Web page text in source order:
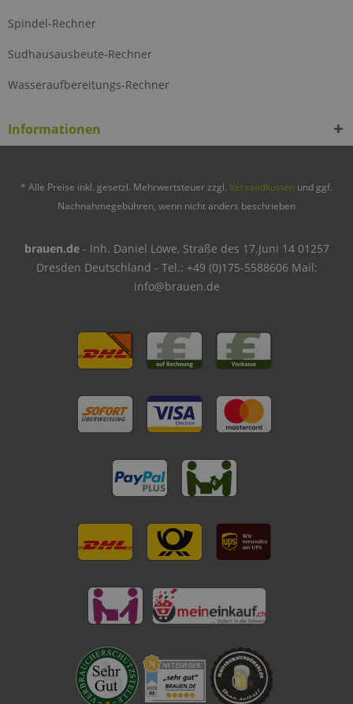
Spindel-Rechner
Sudhausausbeute-Rechner
Wasseraufbereitungs-Rechner
Informationen
* Alle Preise inkl. gesetzl. Mehrwertsteuer zzgl. Versandkosten und ggf.
Nachnahmegebühren, wenn nicht anders beschrieben
brauen.de- Inh. Daniel Löwe, Straße des 17.Juni 14 01257
Dresden Deutschland - Tel.: +49 (0)175-5588606 Mail:
info@brauen.de